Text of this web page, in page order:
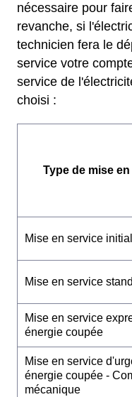
nécessaire pour
revanche, si
technicien fera le
service votre
service de
choisi :
Type de mise
Mise en service
Mise en service
Mise en service
énergie coupée
Mise en service
énergie coupée -
mécanique